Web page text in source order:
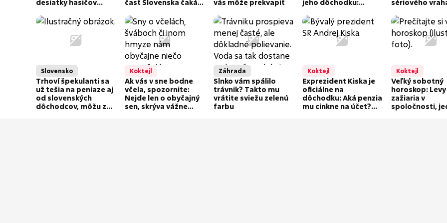
desiatky hasičov
do rána!
časť Slovenska čaká
vás môže prekvapiť
jeho dôchodku:
ani... A dokázal toho
toľko!
sériového
ho robilo
nebezpečným!
Slovensko
Trhoví špekulanti sa
už tešia na peniaze aj
od slovenských
dôchodcov, môžu za
Koktejl
Ak vás v sne bodne
včela, spozornite:
Nejde len o obyčajný
sen, skrýva vážne
Záhrada
Slnko vám spálilo
trávnik? Takto mu
vrátite sviežu zelenú
farbu
Koktejl
Exprezident Kiska je
oficiálne na
dôchodku: Aká penzia
mu cinkne na účet?
Koktejl
Veľký sobotný
horoskop: Levy
zažiaria v
spoločnosti,